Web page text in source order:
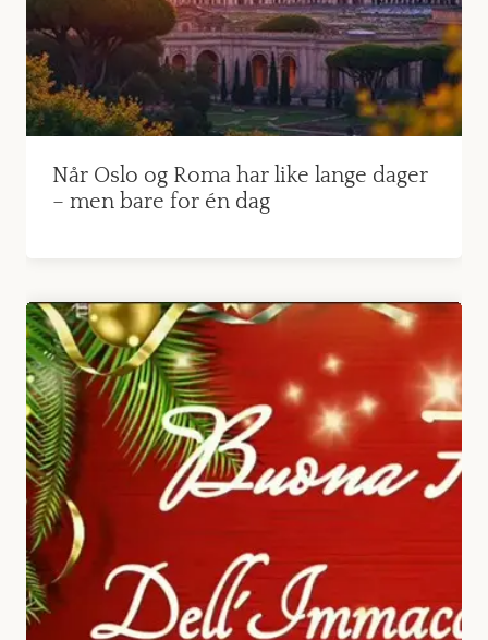
Når Oslo og Roma har like lange dager
– men bare for én dag